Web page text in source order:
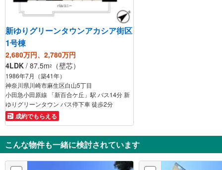
新ゆりグリーンタウンアカシア街区
1号棟
2,680万円、2,780万円
4LDK / 87.5m2 （壁芯）
1986年7月（築41年）
神奈川県川崎市麻生区白山5丁目
小田急小田原線 「新百合ケ丘」駅 バス14分 新
ゆりグリーンタウン バス停下車 徒歩2分
成約でもらえる
こんな物件も一緒に検討されています